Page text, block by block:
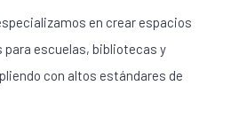
en crear espacios
escuelas, bibliotecas y
con altos estándares de